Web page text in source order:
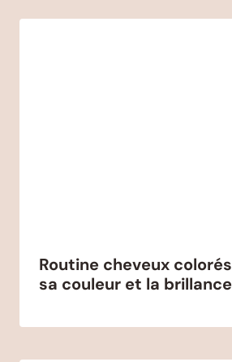
Routine cheveux
sa couleur et la brillance